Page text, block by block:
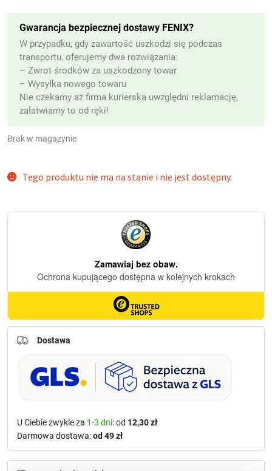
Brak w magazynie
Gwarancja bezpiecznej dostawy FENIX?
W przypadku, gdy zawartość uszkodzi się podczas
transportu, oferujemy dwa rozwiązania:
– Zwrot środków za uszkodzony towar
– Wysyłka nowego towaru
Nie czekamy aż firma kurierska uwzględni reklamację,
załatwiamy to od ręki!
Dostawa
U Ciebie zwykle za 1-3 dni: od 12,30 zł
Darmowa dostawa:od 49 zł
Tego produktu nie ma na stanie i nie jest dostępny.